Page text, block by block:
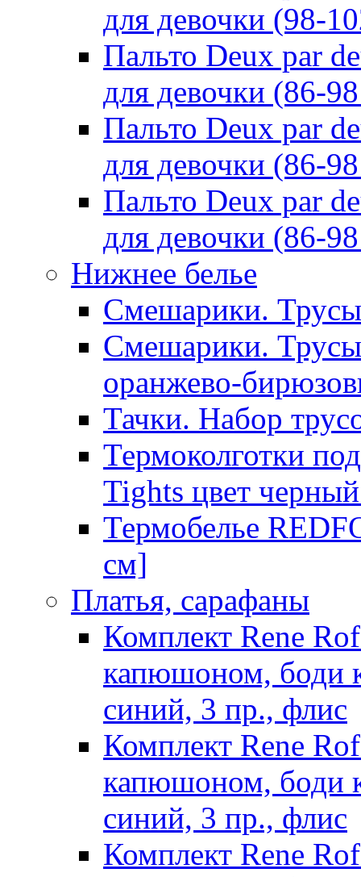
для девочки (98-
Пальто Deux par
для девочки (86-
Пальто Deux par
для девочки (86-
Пальто Deux par
для девочки (86-
Нижнее белье
Смешарики.
Смешарики.
оранжево-
Тачки. Набор
Термоколготки
Tights цвет
Термобелье
см]
Платья, сарафаны
Комплект Rene
капюшоном, боди
синий, 3 пр., флис
Комплект Rene
капюшоном, боди
синий, 3 пр., флис
Комплект Rene